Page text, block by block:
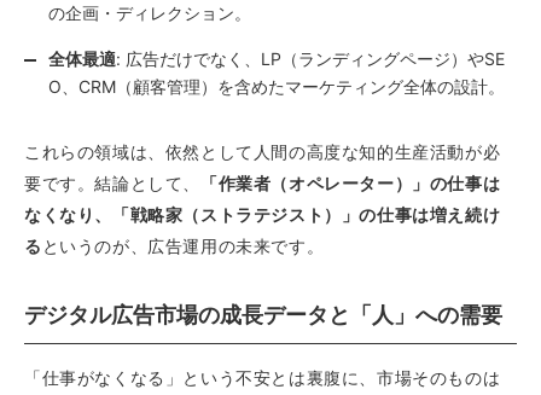
の企画・ディレクション。
全体最適: 広告だけでなく、LP（ランディングページ）やSE
O、CRM（顧客管理）を含めたマーケティング全体の設計。
これらの領域は、依然として人間の高度な知的生産活動が必
要です。結論として、
「作業者（オペレーター）」の仕事は
なくなり、「戦略家（ストラテジスト）」の仕事は増え続け
る というのが、広告運用の未来です。
デジタル広告市場の成長データと「人」への需要
「仕事がなくなる」という不安とは裏腹に、市場そのものは